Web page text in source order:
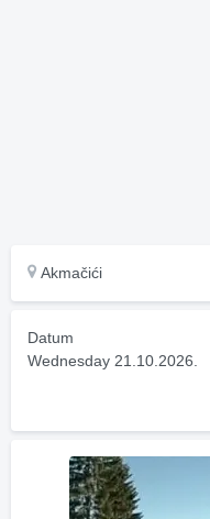
Akmačići
Datum
Wednesday 21.10.2026.